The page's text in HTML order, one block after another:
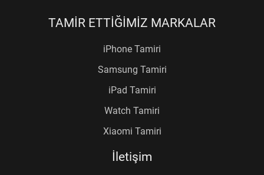
TAMİR ETTİĞİMİZ MARKALAR
iPhone Tamiri
Samsung Tamiri
iPad Tamiri
Watch Tamiri
Xiaomi Tamiri
İletişim